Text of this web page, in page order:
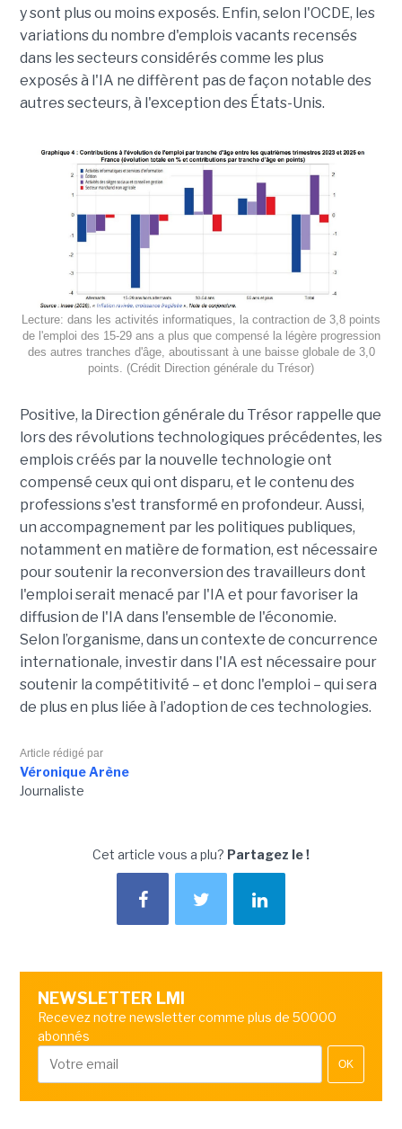
y sont plus ou moins exposés. Enfin, selon l'OCDE, les
variations du nombre d'emplois vacants recensés
dans les secteurs considérés comme les plus
exposés à l'IA ne diffèrent pas de façon notable des
autres secteurs, à l'exception des États-Unis.
Lecture: dans les activités informatiques, la contraction de 3,8 points
de l'emploi des 15-29 ans a plus que compensé la légère progression
des autres tranches d'âge, aboutissant à une baisse globale de 3,0
points. (Crédit Direction générale du Trésor)
Positive, la Direction générale du Trésor rappelle que
lors des révolutions technologiques précédentes, les
emplois créés par la nouvelle technologie ont
compensé ceux qui ont disparu, et le contenu des
professions s'est transformé en profondeur. Aussi,
un accompagnement par les politiques publiques,
notamment en matière de formation, est nécessaire
pour soutenir la reconversion des travailleurs dont
l'emploi serait menacé par l'IA et pour favoriser la
diffusion de l'IA dans l'ensemble de l'économie.
Selon l’organisme, dans un contexte de concurrence
internationale, investir dans l'IA est nécessaire pour
soutenir la compétitivité – et donc l'emploi – qui sera
de plus en plus liée à l’adoption de ces technologies.
Article rédigé par
Véronique Arène
Journaliste
Cet article vous a plu? Partagez le !
NEWSLETTER LMI
Recevez notre newsletter comme plus de 50000
abonnés
OK